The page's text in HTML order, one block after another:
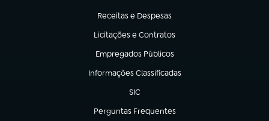
Receitas e Despesas
(abre em nova aba)
Licitações e Contratos
(abre em nova aba)
Empregados Públicos
(abre em nova aba)
Informações Classificadas
(abre em nova aba)
SIC
(abre em nova aba)
Perguntas Frequentes
(abre em nova aba)